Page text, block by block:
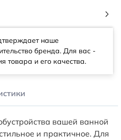
наше
бренда. Для вас -
товара и его качества.
вашей ванной
и практичное. Для